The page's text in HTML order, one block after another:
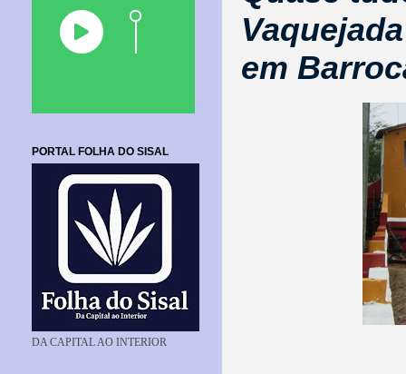
em
PORTAL FOLHA DO SISAL
DA CAPITAL AO INTERIOR